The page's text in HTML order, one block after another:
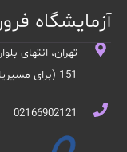
آزمایشگاه
تهران، انتهای
151 (برای مسیریابی ضربه بزنید)
02166902121